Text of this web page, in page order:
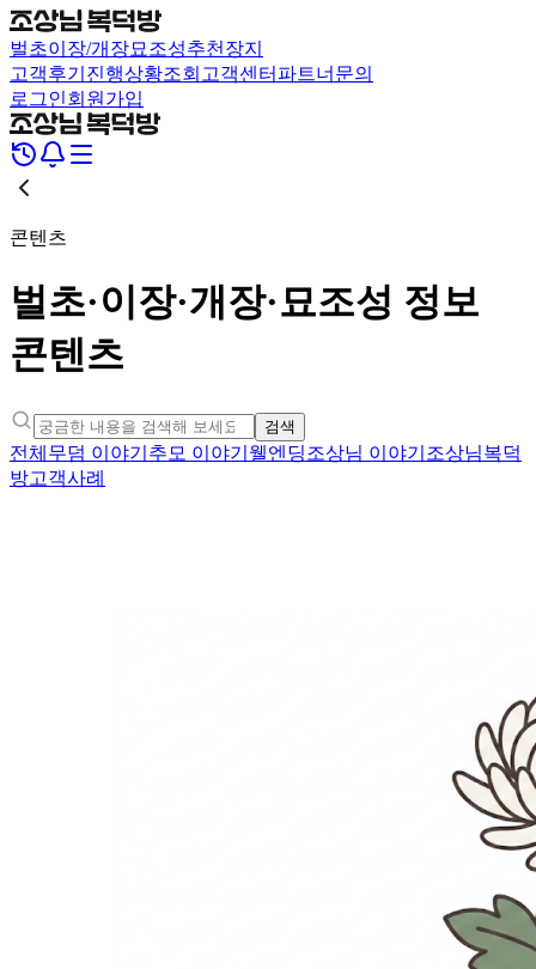
벌초이장/개장묘조성추천장지
고객후기 진행상황조회 고객센터 파트너문의
로그인회원가입
콘텐츠
벌초·이장·개장·묘조성 정보
콘텐츠
검색
전체 무덤 이야기 추모 이야기 웰엔딩조상님 이야기 조상님복덕
방고객사례